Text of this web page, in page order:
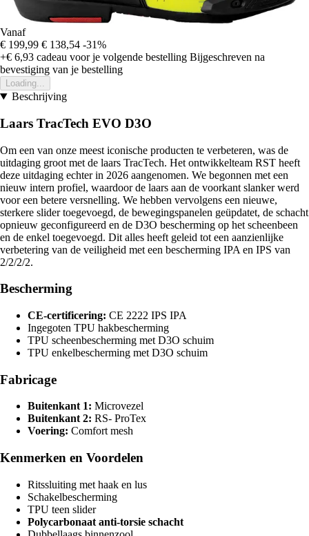
Vanaf
€ 199,99 € 138,54 -31%
+€ 6,93 cadeau voor je volgende bestelling Bijgeschreven na
bevestiging van je bestelling
Loading...
Beschrijving
Laars TracTech EVO D3O
Om een van onze meest iconische producten te verbeteren, was de
uitdaging groot met de laars TracTech. Het ontwikkelteam RST heeft
deze uitdaging echter in 2026 aangenomen. We begonnen met een
nieuw intern profiel, waardoor de laars aan de voorkant slanker werd
voor een betere versnelling. We hebben vervolgens een nieuwe,
sterkere slider toegevoegd, de bewegingspanelen geüpdatet, de schacht
opnieuw geconfigureerd en de D3O bescherming op het scheenbeen
en de enkel toegevoegd. Dit alles heeft geleid tot een aanzienlijke
verbetering van de veiligheid met een bescherming IPA en IPS van
2/2/2/2.
Bescherming
CE-certificering: CE 2222 IPS IPA
Ingegoten TPU hakbescherming
TPU scheenbescherming met D3O schuim
TPU enkelbescherming met D3O schuim
Fabricage
Buitenkant 1: Microvezel
Buitenkant 2: RS- ProTex
Voering: Comfort mesh
Kenmerken en Voordelen
Ritssluiting met haak en lus
Schakelbescherming
TPU teen slider
Polycarbonaat anti-torsie schacht